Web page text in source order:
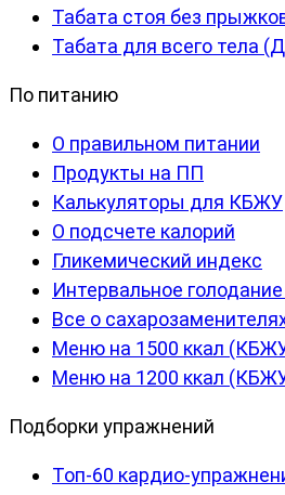
Табата стоя без
Табата для всего тела
По питанию
О правильном питании
Продукты на ПП
Калькуляторы для КБЖУ
О подсчете калорий
Гликемический индекс
Интервальное
Все о
Меню на 1500 ккал
Меню на 1200 ккал
Подборки упражнений
Топ-60 кардио-